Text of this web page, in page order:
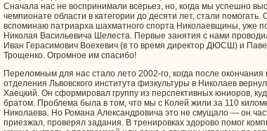
Сначала нас не воспринимали всерьез, но, когда мы успешно
чемпионате области в категории до десяти лет, стали помогать.
вспоминаю патриарха шахматного спорта Николаевщины, уже
Николая Васильевича Шелеста. Первые занятия с нами
Иван Герасимович Воехевич (в то время директор ДЮСШ) и
Трощенко. Огромное им спасибо!
Переломным для нас стало лето 2002-го, когда после
отделения Львовского института физкультуры в Николаев
Хаецкий. Он сформировал группу из перспективных юниоров,
братом. Проблема была в том, что мы с Колей жили за 110
Николаева. Но Романа Александровича это не смущало — он
приезжал, проверял задания. В тренировках здорово помог